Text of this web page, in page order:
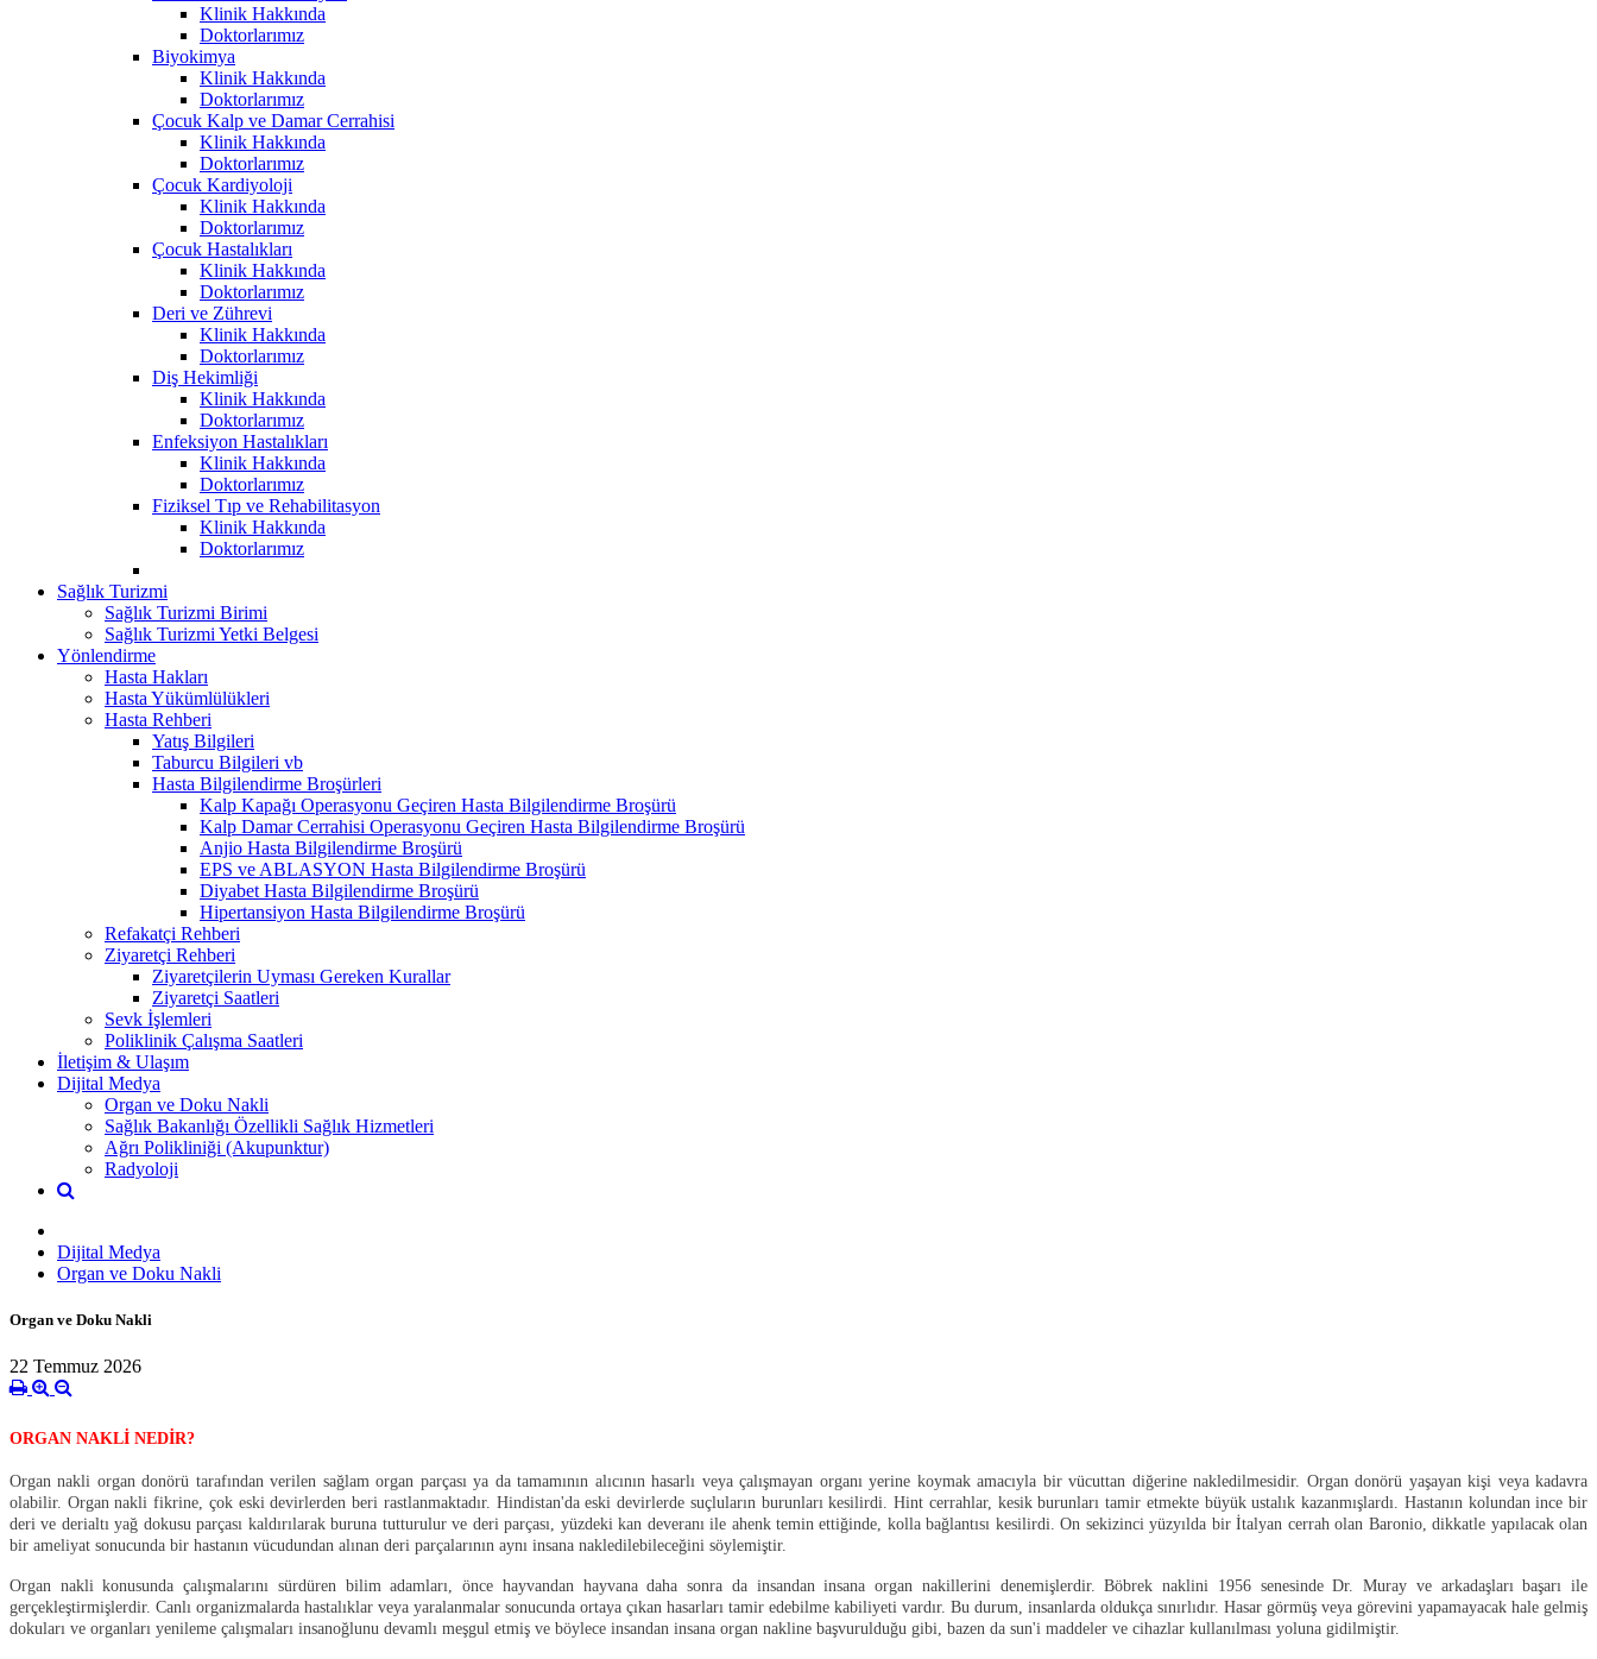
Klinik Hakkında
Doktorlarımız
Biyokimya
Klinik Hakkında
Doktorlarımız
Çocuk Kalp ve Damar Cerrahisi
Klinik Hakkında
Doktorlarımız
Çocuk Kardiyoloji
Klinik Hakkında
Doktorlarımız
Çocuk Hastalıkları
Klinik Hakkında
Doktorlarımız
Deri ve Zührevi
Klinik Hakkında
Doktorlarımız
Diş Hekimliği
Klinik Hakkında
Doktorlarımız
Enfeksiyon Hastalıkları
Klinik Hakkında
Doktorlarımız
Fiziksel Tıp ve Rehabilitasyon
Klinik Hakkında
Doktorlarımız
Sağlık Turizmi
Sağlık Turizmi Birimi
Sağlık Turizmi Yetki Belgesi
Yönlendirme
Hasta Hakları
Hasta Yükümlülükleri
Hasta Rehberi
Yatış Bilgileri
Taburcu Bilgileri vb
Hasta Bilgilendirme Broşürleri
Kalp Kapağı Operasyonu Geçiren Hasta Bilgilendirme Broşürü
Kalp Damar Cerrahisi Operasyonu Geçiren Hasta Bilgilendirme Broşürü
Anjio Hasta Bilgilendirme Broşürü
EPS ve ABLASYON Hasta Bilgilendirme Broşürü
Diyabet Hasta Bilgilendirme Broşürü
Hipertansiyon Hasta Bilgilendirme Broşürü
Refakatçi Rehberi
Ziyaretçi Rehberi
Ziyaretçilerin Uyması Gereken Kurallar
Ziyaretçi Saatleri
Sevk İşlemleri
Poliklinik Çalışma Saatleri
İletişim & Ulaşım
Dijital Medya
Organ ve Doku Nakli
Sağlık Bakanlığı Özellikli Sağlık Hizmetleri
Ağrı Polikliniği (Akupunktur)
Radyoloji
Dijital Medya
Organ ve Doku Nakli
Organ ve Doku Nakli
22 Temmuz 2026
ORGAN NAKLİ NEDİR?
Organ nakli organ donörü tarafından verilen sağlam organ parçası ya da tamamının alıcının hasarlı veya çalışmayan organı yerine koymak amacıyla bir vücuttan diğerine nakledilmesidir. Organ donörü yaşayan kişi veya kadavra
olabilir. Organ nakli fikrine, çok eski devirlerden beri rastlanmaktadır. Hindistan'da eski devirlerde suçluların burunları kesilirdi. Hint cerrahlar, kesik burunları tamir etmekte büyük ustalık kazanmışlardı. Hastanın kolundan ince bir
deri ve derialtı yağ dokusu parçası kaldırılarak buruna tutturulur ve deri parçası, yüzdeki kan deveranı ile ahenk temin ettiğinde, kolla bağlantısı kesilirdi. On sekizinci yüzyılda bir İtalyan cerrah olan Baronio, dikkatle yapılacak olan
bir ameliyat sonucunda bir hastanın vücudundan alınan deri parçalarının aynı insana nakledilebileceğini söylemiştir.
Organ nakli konusunda çalışmalarını sürdüren bilim adamları, önce hayvandan hayvana daha sonra da insandan insana organ nakillerini denemişlerdir. Böbrek naklini 1956 senesinde Dr. Muray ve arkadaşları başarı ile
gerçekleştirmişlerdir. Canlı organizmalarda hastalıklar veya yaralanmalar sonucunda ortaya çıkan hasarları tamir edebilme kabiliyeti vardır. Bu durum, insanlarda oldukça sınırlıdır. Hasar görmüş veya görevini yapamayacak hale gelmiş
dokuları ve organları yenileme çalışmaları insanoğlunu devamlı meşgul etmiş ve böylece insandan insana organ nakline başvurulduğu gibi, bazen da sun'i maddeler ve cihazlar kullanılması yoluna gidilmiştir.